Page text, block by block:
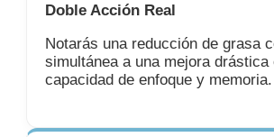
Doble Acción Real
Notarás una reducción de grasa
simultánea a una mejora drástica
capacidad de enfoque y memoria.